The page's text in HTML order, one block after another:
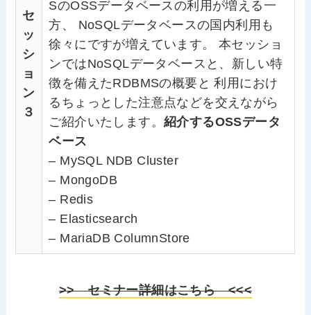
セ
ッ
シ
ョ
ン
３
SのOSSデータベースの利用が増える一
方、 NoSQLデータベースの国内利用も
徐々にですが増えています。 本セッショ
ンではNoSQLデータベースと、新しい特
徴を備えたRDBMSの概要と 利用におけ
るちょっとした注意点などを交えながら
ご紹介いたします。 紹介するOSSデータ
ベース
– MySQL NDB Cluster
– MongoDB
– Redis
– Elasticsearch
– MariaDB ColumnStore
>> セミナー詳細はこちら <<<